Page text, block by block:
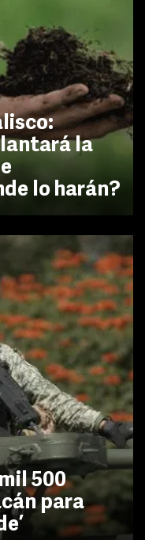
la
lo harán?
500
para